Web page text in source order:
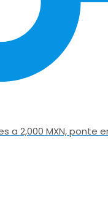
a 2,000 MXN, ponte